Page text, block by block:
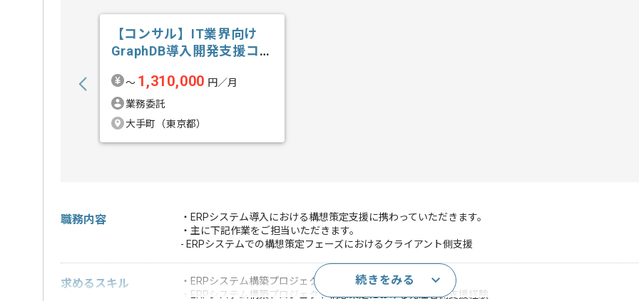
【コンサル】IT業界向け
GraphDB導入開発支援コン
〜 1,310,000 円／月
業務委託
大手町（東京都）
職務内容
・ERPシステム導入における構想策定支援に携わっていただきます。
・主に下記作業をご担当いただきます。
- ERPシステムでの構想策定フェーズにおけるクライアント側支援
求めるスキル
・ERPシステム構築プロジェクト構想策定経験
・ERPシステム構築プロジェクト構想策定における発注者側支援経験
続きをみる